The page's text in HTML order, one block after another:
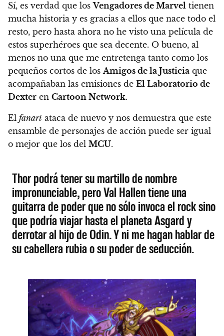
Sí, es verdad que losVengadores de Marvel tienen
mucha historia y es gracias a ellos que nace todo el
resto, pero hasta ahora no he visto una película de
estos superhéroes que sea decente. O bueno, al
menos no una que me entretenga tanto como los
pequeños cortos de losAmigos de la Justicia que
acompañaban las emisiones de El Laboratorio de
Dexter en Cartoon Network.
El fanart ataca de nuevo y nos demuestra que este
ensamble de personajes de acción puede ser igual
o mejor que los del MCU.
Thor podrá tener su martillo de nombre
impronunciable, pero Val Hallen tiene una
guitarra de poder que no sólo invoca el rock sino
que podría viajar hasta el planeta Asgard y
derrotar al hijo de Odin. Y ni me hagan hablar de
su cabellera rubia o su poder de seducción.